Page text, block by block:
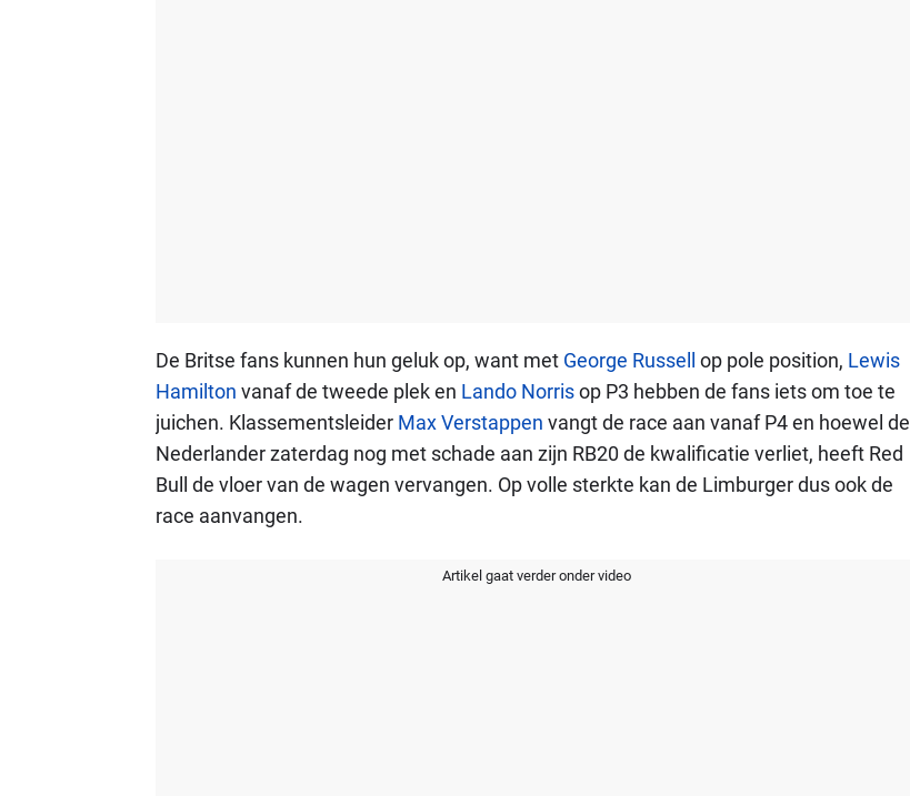
De Britse fans kunnen hun geluk op, want met George Russell op pole position, Lewis
Hamilton vanaf de tweede plek en Lando Norrisop P3 hebben de fans iets om toe te
juichen. Klassementsleider Max Verstappen vangt de race aan vanaf P4 en hoewel de
Nederlander zaterdag nog met schade aan zijn RB20 de kwalificatie verliet, heeft Red
Bull de vloer van de wagen vervangen. Op volle sterkte kan de Limburger dus ook de
race aanvangen.
Artikel gaat verder onder video